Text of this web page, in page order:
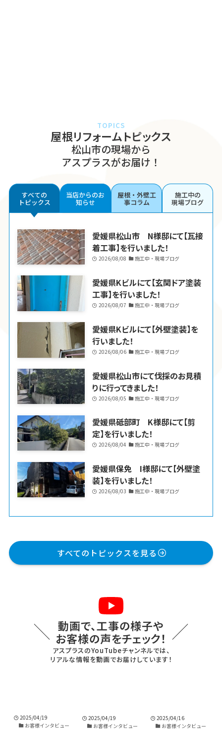
TOPICS
屋根リフォームトピックス
松山市の現場から
アスプラスがお届け！
すべての
トピックス
当店からのお
知らせ
屋根・外壁工
事コラム
施工中の
現場ブログ
愛媛県松山市 N様邸にて【瓦接
着工事】を行いました！
2026/08/08 施工中・現場ブログ
愛媛県Kビルにて【玄関ドア塗装
工事】を行いました！
2026/08/07 施工中・現場ブログ
愛媛県Kビルにて【外壁塗装】を
行いました！
2026/08/06 施工中・現場ブログ
愛媛県松山市にて伐採のお見積
りに行ってきました！
2026/08/05 施工中・現場ブログ
愛媛県砥部町 K様邸にて【剪
定】を行いました！
2026/08/04 施工中・現場ブログ
愛媛県保免 I様邸にて【外壁塗
装】を行いました！
2026/08/03 施工中・現場ブログ
すべてのトピックスを見る
動画で、工事の様子や
お客様の声をチェック！
アスプラスのYouTubeチャンネルでは、
リアルな情報を動画でお届けしています！
2025/04/19
お客様インタビュー
2025/04/16
お客様インタビュー
2025/04/16
お客様インタビュー